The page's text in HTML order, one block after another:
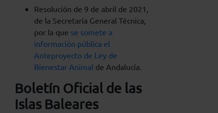
Resolución de 9 de abril de 2021,
de la Secretaría General Técnica,
por la que se somete a
información pública el
Anteproyecto de Ley de
Bienestar Animal de Andalucía.
Boletín Oficial de las
Islas Baleares